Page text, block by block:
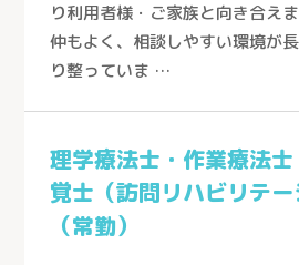
医療生協さいたまの介護
り利用者様・ご家族と向き合え
仲もよく、相談しやすい環境が
り整っていま …
理学療法士・作業療法
覚士（訪問リハビリテー
（常勤）